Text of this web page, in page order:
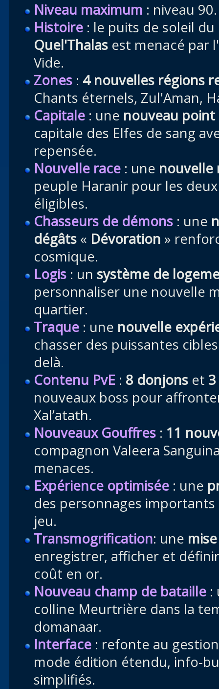
Niveau maximum : niveau 90.
Histoire : le puits de soleil du
Quel'Thalas est menacé par
Vide.
Zones : 4 nouvelles régions
Chants éternels, Zul'Aman,
Capitale : une nouveau
capitale des Elfes de sang
repensée.
Nouvelle race : une nouvelle
peuple Haranir pour les
éligibles.
Chasseurs de démons : une
dégâts « Dévoration »
cosmique.
Logis : un système de
personnaliser une nouvelle
quartier.
Traque : une nouvelle
chasser des puissantes
delà.
Contenu PvE : 8 donjons et
nouveaux boss pour
Xal’atath.
Nouveaux Gouffres : 11
compagnon Valeera
menaces.
Expérience optimisée : une
des personnages
jeu.
Transmogrification: une
enregistrer, afficher et
coût en or.
Nouveau champ de bataille :
colline Meurtrière dans la
domanaar.
Interface : refonte au
mode édition étendu, info-
simplifiés.